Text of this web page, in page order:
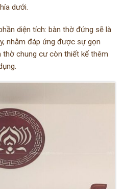
dưới.
diện tích: bàn thờ đứng sẽ là
nhằm đáp ứng được sự gọn
thờ chung cư còn thiết kế thêm